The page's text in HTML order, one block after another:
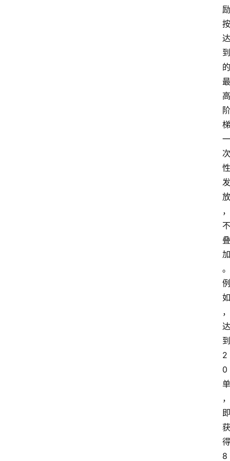
励
按
达
到
的
最
高
阶
梯
一
次
性
发
放
，
不
叠
加
。
例
如
，
达
到
2
0
单
，
即
获
得
8